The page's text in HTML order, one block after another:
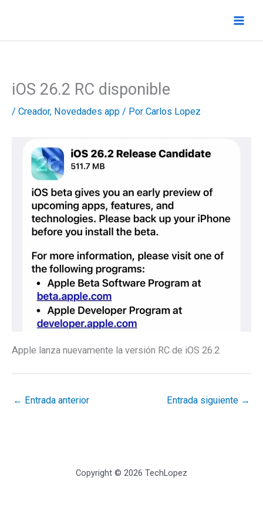
contenido
iOS 26.2 RC disponible
/ Creador, Novedades app / Por Carlos Lopez
Apple lanza nuevamente la versión RC de iOS 26.2
← Entrada anterior Entrada siguiente →
Copyright © 2026 TechLopez